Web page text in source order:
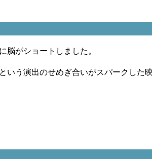
脳がショートしました。
う演出のせめぎ合いがスパークした